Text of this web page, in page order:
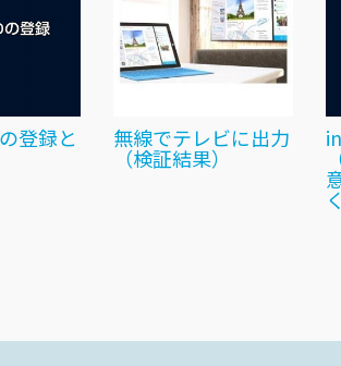
登録と 無線でテレビに出力
（検証結果）